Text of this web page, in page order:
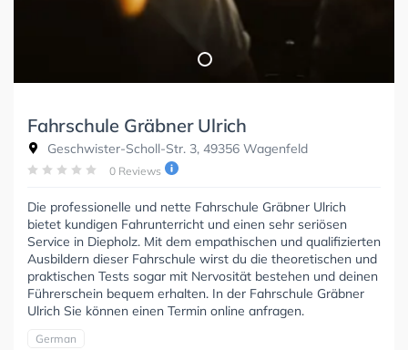
Fahrschule Gräbner Ulrich
Geschwister-Scholl-Str. 3, 49356 Wagenfeld
0 Reviews
Die professionelle und nette Fahrschule Gräbner Ulrich
bietet kundigen Fahrunterricht und einen sehr seriösen
Service in Diepholz. Mit dem empathischen und qualifizierten
Ausbildern dieser Fahrschule wirst du die theoretischen und
praktischen Tests sogar mit Nervosität bestehen und deinen
Führerschein bequem erhalten. In der Fahrschule Gräbner
Ulrich Sie können einen Termin online anfragen.
German